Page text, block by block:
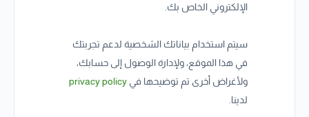
الإلكتروني الخاص بك.
سيتم استخدام بياناتك الشخصية لدعم تجربتك
في هذا الموقع، ولإدارة الوصول إلى حسابك،
ولأغراض أخرى تم توضيحها في privacy policy
لدينا.